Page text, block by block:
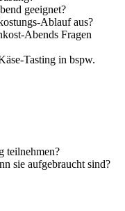
geeignet?
Ablauf aus?
Abends Fragen
Tasting in bspw.
teilnehmen?
sie aufgebraucht sind?